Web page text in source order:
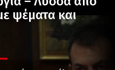
ψέματα και